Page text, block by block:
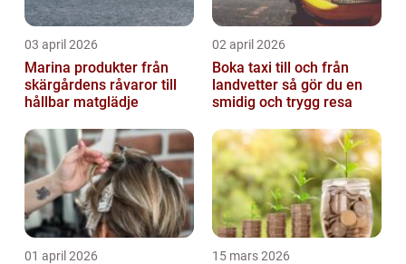
03 april 2026
Marina produkter från
skärgårdens råvaror till
hållbar matglädje
02 april 2026
Boka taxi till och från
landvetter så gör du en
smidig och trygg resa
01 april 2026 15 mars 2026